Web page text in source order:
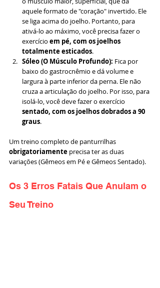
aquele formato de "coração" invertido. Ele
se liga acima do joelho. Portanto, para
ativá-lo ao máximo, você precisa fazer o
exercício em pé, com os joelhos
totalmente esticados.
Sóleo (O Músculo Profundo): Fica por
baixo do gastrocnêmio e dá volume e
largura à parte inferior da perna. Ele não
cruza a articulação do joelho. Por isso, para
isolá-lo, você deve fazer o exercício
sentado, com os joelhos dobrados a 90
graus.
Um treino completo de panturrilhas
obrigatoriamente precisa ter as duas
variações (Gêmeos em Pé e Gêmeos Sentado).
Os 3 Erros Fatais Que Anulam o
Seu Treino